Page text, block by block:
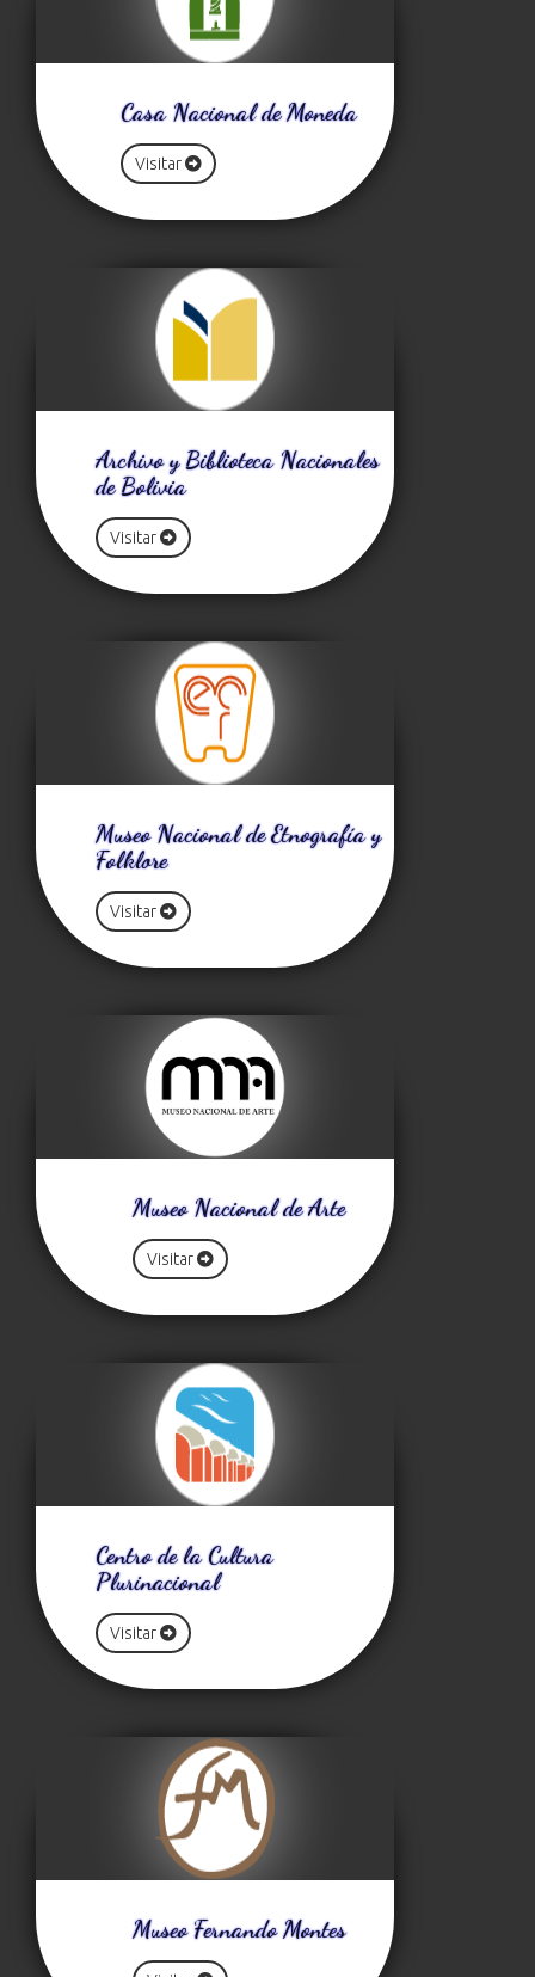
Casa Nacional de Moneda
Visitar
Archivo y Biblioteca Nacionales
de Bolivia
Visitar
Museo Nacional de Etnografía y
Folklore
Visitar
Museo Nacional de Arte
Visitar
Centro de la Cultura
Plurinacional
Visitar
Museo Fernando Montes